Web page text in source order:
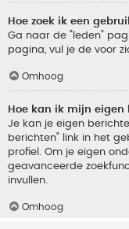
Hoe zoek ik een
Ga naar de "leden"
pagina, vul je de voor
Omhoog
Hoe kan ik mijn eigen
Je kan je eigen
berichten" link in het
profiel. Om je eigen
geavanceerde
invullen.
Omhoog